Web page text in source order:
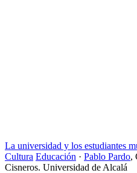
La universidad y los estudiantes
Cultura Educación · Pablo Pardo,
Cisneros. Universidad de Alcalá